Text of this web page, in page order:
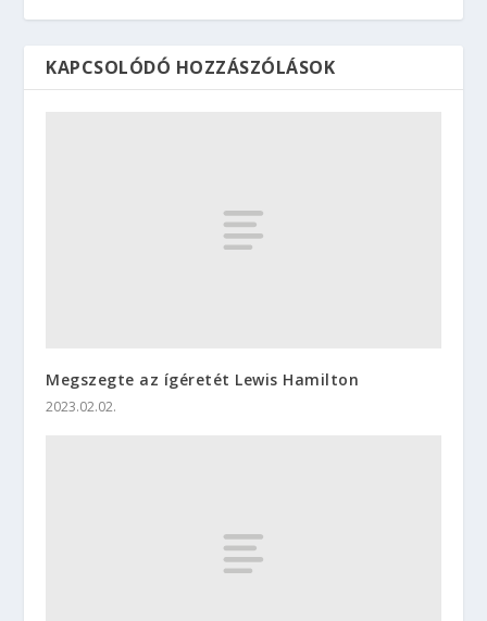
KAPCSOLÓDÓ HOZZÁSZÓLÁSOK
Megszegte az ígéretét Lewis Hamilton
2023.02.02.